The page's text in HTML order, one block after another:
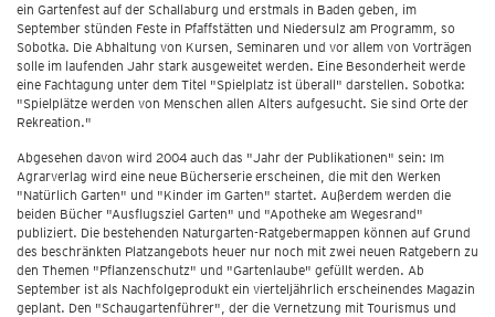
ein Gartenfest auf der Schallaburg und erstmals in Baden geben, im
September stünden Feste in Pfaffstätten und Niedersulz am Programm, so
Sobotka. Die Abhaltung von Kursen, Seminaren und vor allem von Vorträgen
solle im laufenden Jahr stark ausgeweitet werden. Eine Besonderheit werde
eine Fachtagung unter dem Titel "Spielplatz ist überall" darstellen. Sobotka:
"Spielplätze werden von Menschen allen Alters aufgesucht. Sie sind Orte der
Rekreation."
Abgesehen davon wird 2004 auch das "Jahr der Publikationen" sein: Im
Agrarverlag wird eine neue Bücherserie erscheinen, die mit den Werken
"Natürlich Garten" und "Kinder im Garten" startet. Außerdem werden die
beiden Bücher "Ausflugsziel Garten" und "Apotheke am Wegesrand"
publiziert. Die bestehenden Naturgarten-Ratgebermappen können auf Grund
des beschränkten Platzangebots heuer nur noch mit zwei neuen Ratgebern zu
den Themen "Pflanzenschutz" und "Gartenlaube" gefüllt werden. Ab
September ist als Nachfolgeprodukt ein vierteljährlich erscheinendes Magazin
geplant. Den "Schaugartenführer", der die Vernetzung mit Tourismus und